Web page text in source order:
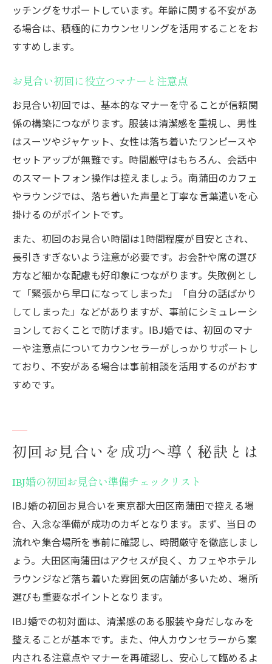
ッチングをサポートしています。年齢に関する不安があ
る場合は、積極的にカウンセリングを活用することをお
すすめします。
お見合い初回に役立つマナーと注意点
お見合い初回では、基本的なマナーを守ることが信頼関
係の構築につながります。服装は清潔感を重視し、男性
はスーツやジャケット、女性は落ち着いたワンピースや
セットアップが無難です。時間厳守はもちろん、会話中
のスマートフォン操作は控えましょう。南蒲田のカフェ
やラウンジでは、落ち着いた声量と丁寧な言葉遣いを心
掛けるのがポイントです。
また、初回のお見合い時間は1時間程度が目安とされ、
長引きすぎないよう注意が必要です。お会計や席の選び
方など細かな配慮も好印象につながります。失敗例とし
て「緊張から早口になってしまった」「自分の話ばかり
してしまった」などがありますが、事前にシミュレーシ
ョンしておくことで防げます。IBJ婚では、初回のマナ
ーや注意点についてカウンセラーがしっかりサポートし
ており、不安がある場合は事前相談を活用するのがおす
すめです。
初回お見合いを成功へ導く秘訣とは
IBJ婚の初回お見合い準備チェックリスト
IBJ婚の初回お見合いを東京都大田区南蒲田で控える場
合、入念な準備が成功のカギとなります。まず、当日の
流れや集合場所を事前に確認し、時間厳守を徹底しまし
ょう。大田区南蒲田はアクセスが良く、カフェやホテル
ラウンジなど落ち着いた雰囲気の店舗が多いため、場所
選びも重要なポイントとなります。
IBJ婚での初対面は、清潔感のある服装や身だしなみを
整えることが基本です。また、仲人カウンセラーから案
内される注意点やマナーを再確認し、安心して臨めるよ